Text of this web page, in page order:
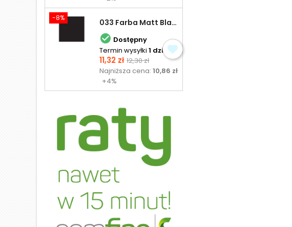
-8% 033 Farba Matt Black - olejna
 Dostępny
Termin wysyłki 1 dzień
Cena
11,32 zł Cena
podstawowa
12,30 zł
Najniższa cena:10,86 zł
+4%